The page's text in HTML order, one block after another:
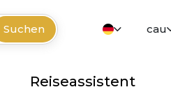
Suchen cau
Reiseassistent